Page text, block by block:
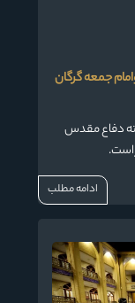
جمعه گرگان
دفاع مقدس
ادامه مطلب